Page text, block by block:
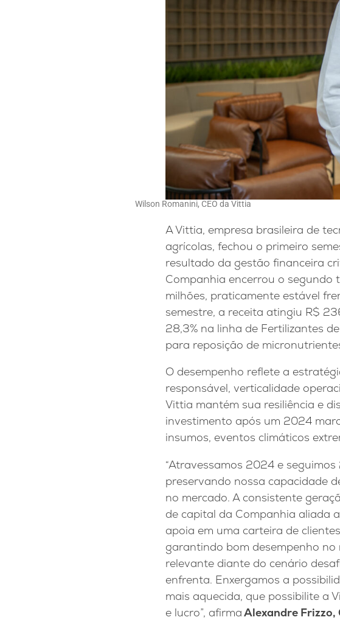
Wilson Romanini, CEO da Vittia
A Vittia, empresa brasileira de
agrícolas, fechou o primeiro
resultado da gestão financeira
Companhia encerrou o segundo
milhões, praticamente estável
semestre, a receita atingiu R$
28,3% na linha de Fertilizantes
para reposição de
O desempenho reflete a
responsável, verticalidade
Vittia mantém sua resiliência e
investimento após um 2024
insumos, eventos climáticos
“Atravessamos 2024 e
preservando nossa capacidade
no mercado. A consistente
de capital da Companhia aliada
apoia em uma carteira de
garantindo bom desempenho
relevante diante do cenário
enfrenta. Enxergamos a
mais aquecida, que possibilite a
e lucro”, afirmaAlexandre Frizzo,